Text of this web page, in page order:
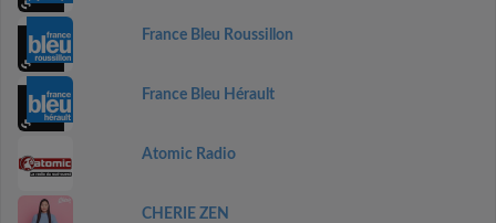
France Bleu Roussillon
France Bleu Hérault
Atomic Radio
CHERIE ZEN